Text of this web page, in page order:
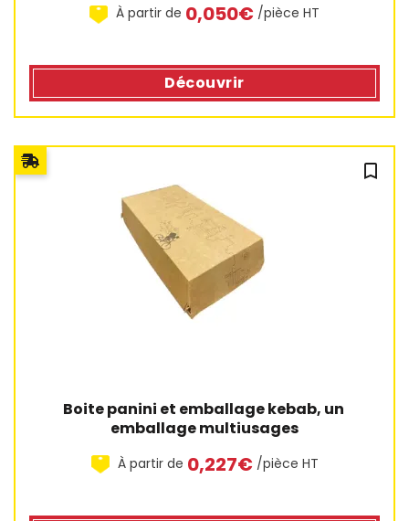
À partir de 0,050€ /pièce HT
Découvrir
bookmark_outline
Boite panini et emballage kebab, un
emballage multiusages
À partir de 0,227€ /pièce HT